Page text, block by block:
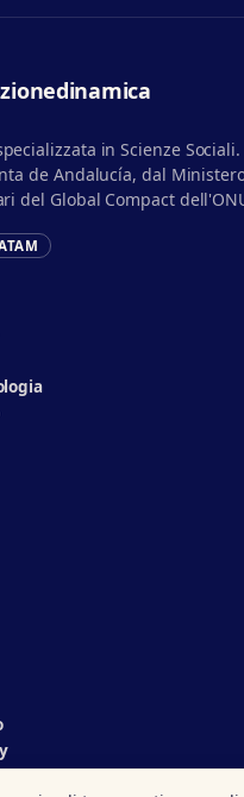
dinamica
in Scienze Sociali.
de Andalucía, dal
del Global Compact